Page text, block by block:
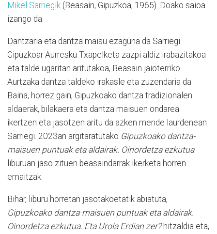
Mikel Sarriegik (Beasain, Gipuzkoa, 1965). Doako saioa
izango da.
Dantzaria eta dantza maisu ezaguna da Sarriegi.
Gipuzkoar Aurresku Txapelketa zazpi aldiz irabazitakoa
eta talde ugaritan aritutakoa, Beasain jaioterriko
Aurtzaka dantza taldeko irakasle eta zuzendaria da.
Baina, horrez gain, Gipuzkoako dantza tradizionalen
aldaerak, bilakaera eta dantza maisuen ondarea
ikertzen eta jasotzen aritu da azken mende laurdenean
Sarriegi. 2023an argitaratutako Gipuzkoako dantza-
maisuen puntuak eta aldairak. Oinordetza ezkutua
liburuan jaso zituen beasaindarrak ikerketa horren
emaitzak.
Bihar, liburu horretan jasotakoetatik abiatuta,
Gipuzkoako dantza-maisuen puntuak eta aldairak.
Oinordetza ezkutua. Eta Urola Erdian zer?hitzaldia eta,